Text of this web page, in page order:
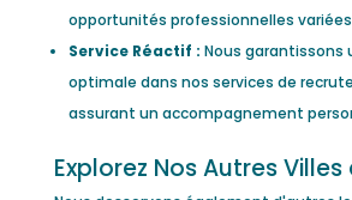
opportunités professionnelles
Service Réactif : Nous garantissons
optimale dans nos services de
assurant un accompagnement
Explorez Nos Autres